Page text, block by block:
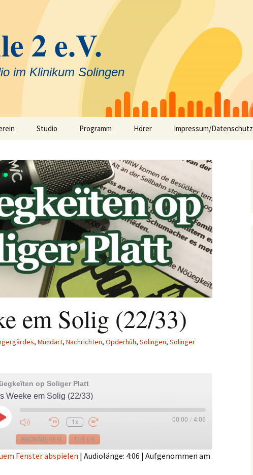
2 e.V.
im Klinikum Solingen
Studio Programm
Platt – aktuelle Mundart
Jeck im Klinikum
TV-Angebot
Hörer Impressum/Datenschutz
em Solig (22/33)
, Mundart, Nachrichten, Opderhüh, Solingen, Solinger
op Soliger Platt
Weeke em Solig (22/33)
Play
Episode
1x 00:00 / 4:06
ABONNIEREN TEILEN
Fenster abspielen | Audiolänge: 4:06 | Aufgenommen am